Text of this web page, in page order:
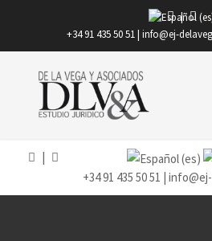
|
+34 91 435 50 51 | info@ej-
+34 91 435 50 51 |